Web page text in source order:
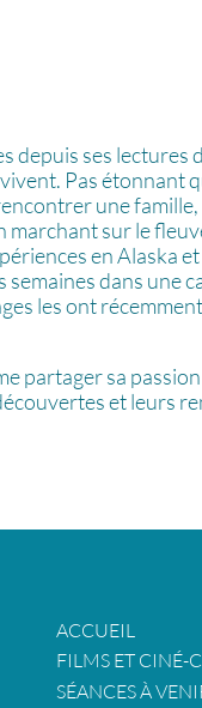
depuis ses lectures
Pas étonnant
une
marchant sur le
en Alaska
dans une
les ont
partager sa
et leurs
ACCUEIL
FILMS ET CINÉ-
SÉANCES À